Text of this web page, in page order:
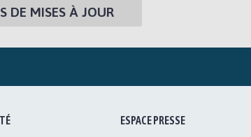
DE MISES À JOUR
ESPACE PRESSE